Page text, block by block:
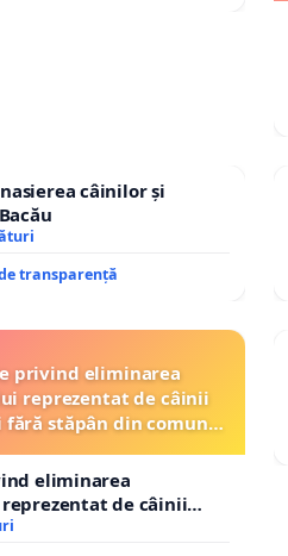
câinilor și
transparență
privind eliminarea
reprezentat de câinii
fără stăpân din comuna
eliminarea
de câinii
stăpân din comuna